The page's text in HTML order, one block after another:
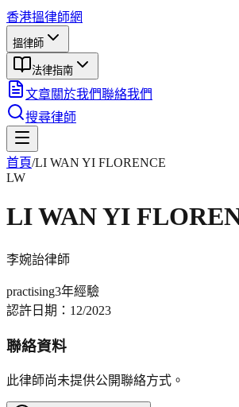
香港搵律師網
搵律師
法律指南
文章關於我們聯絡我們
搜尋律師
首頁/LI WAN YI FLORENCE
LW
LI WAN YI
李婉詒律師
practising3年經驗
認許日期： 12/2023
聯絡資料
此律師尚未提供公開聯絡方式。